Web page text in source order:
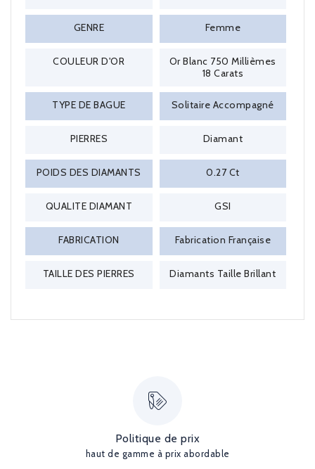
GENRE Femme
COULEUR D'OR
Or Blanc 750 Millièmes
18 Carats
TYPE DE BAGUE Solitaire Accompagné
PIERRES Diamant
POIDS DES DIAMANTS 0.27 Ct
QUALITE DIAMANT GSI
FABRICATION Fabrication Française
TAILLE DES PIERRES Diamants Taille Brillant
Politique de prix
haut de gamme à prix abordable